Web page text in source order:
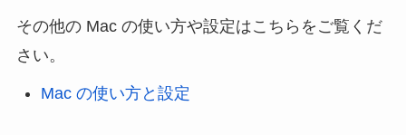
その他の Mac の使い方や設定はこちらをご覧くだ
さい。
Mac の使い方と設定